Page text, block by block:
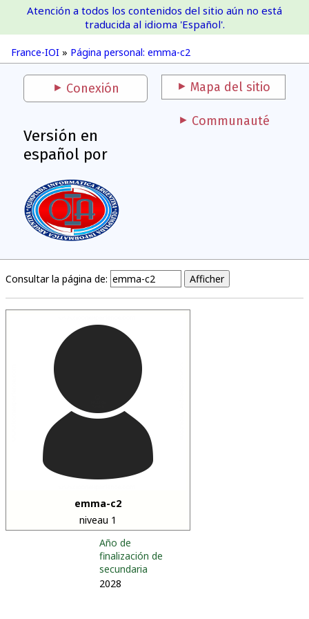
France-IOI
France-IOI » Página personal: emma-c2
Atención a todos los contenidos del sitio aún no está
traducida al idioma 'Español'.
Conexión Mapa del sitio
Versión en
español por
Communauté
Consultar la página de:
emma-c2
niveau 1
Año de
finalización de
secundaria
2028